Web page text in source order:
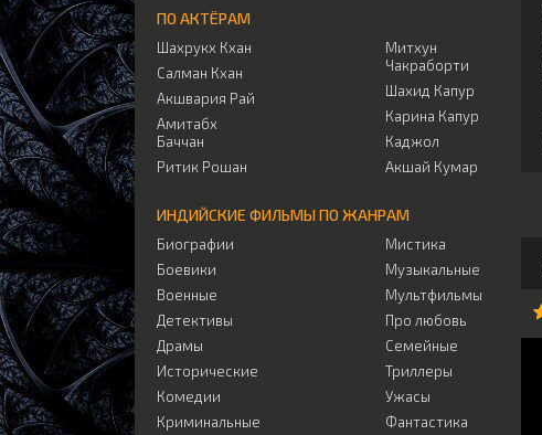
ПО АКТЁРАМ
Шахрукх Кхан
Салман Кхан
Акшвария Рай
Амитабх
Баччан
Ритик Рошан
Митхун
Чакраборти
Шахид Капур
Карина Капур
Каджол
Акшай Кумар
ИНДИЙСКИЕ ФИЛЬМЫ ПО ЖАНРАМ
Биографии
Боевики
Военные
Детективы
Драмы
Исторические
Комедии
Криминальные
Мистика
Музыкальные
Мультфильмы
Про любовь
Семейные
Триллеры
Ужасы
Фантастика